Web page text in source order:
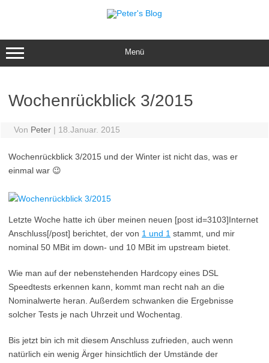
Menü
Wochenrückblick 3/2015
Von Peter | 18.Januar. 2015
Wochenrückblick 3/2015 und der Winter ist nicht das, was er
einmal war 😉
Letzte Woche hatte ich über meinen neuen [post id=3103]Internet
Anschluss[/post] berichtet, der von 1 und 1 stammt, und mir
nominal 50 MBit im down- und 10 MBit im upstream bietet.
Wie man auf der nebenstehenden Hardcopy eines DSL
Speedtests erkennen kann, kommt man recht nah an die
Nominalwerte heran. Außerdem schwanken die Ergebnisse
solcher Tests je nach Uhrzeit und Wochentag.
Bis jetzt bin ich mit diesem Anschluss zufrieden, auch wenn
natürlich ein wenig Ärger hinsichtlich der Umstände der